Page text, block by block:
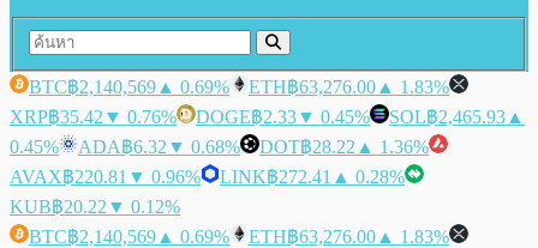
BTC฿2,140,569 ▲ 0.69% ETH฿63,276.00 ▲ 1.83%
XRP฿35.42 ▼ 0.76% DOGE฿2.33▼ 0.45% SOL฿2,465.93 ▲
0.45%
ADA฿6.32 ▼ 0.68% DOT฿28.22 ▲ 1.36%
AVAX฿220.81 ▼ 0.96% LINK฿272.41 ▲ 0.28%
KUB฿20.22 ▼ 0.12%
BTC฿2,140,569 ▲ 0.69% ETH฿63,276.00 ▲ 1.83%